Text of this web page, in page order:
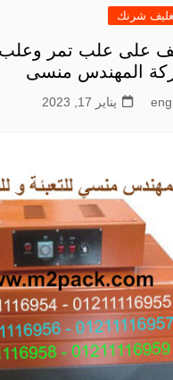
شرنك
على علب تمر وعلب
يناير 17, 2023